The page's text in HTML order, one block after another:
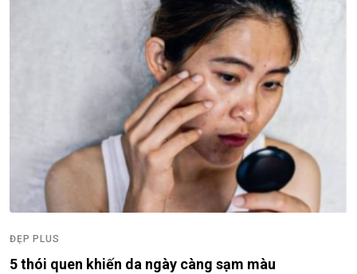
ĐẸP PLUS
5 thói quen khiến da ngày càng sạm màu